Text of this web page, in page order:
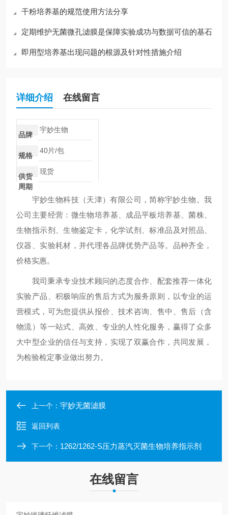
干粉培养基的规范使用方法分享
定期维护无菌微孔滤膜是保障实验成功与数据可信的基石
即用型培养基出现问题的根源及针对性措施介绍
详细介绍 在线留言
品牌
宇妙生物
规格
40片/包
供货
周期
现货
宇妙生物科技（天津）有限公司，简称宇妙生物。我
公司主要经营：微生物培养基、成品平板培养基、菌株、
生物指示剂、生物鉴定卡，化学试剂、标准品及对照品、
仪器、实验耗材，并代理各品牌优势产品等。品种齐全，
价格实惠。
我司秉承专业技术顾问的态度合作、配套推荐一体化
实验产品、积极响应的售后方式为服务原则，以专业的运
营模式，可为您提供从报价、技术咨询、售中、售后（含
物流）等一站式、高效、专业的人性化服务，赢得了众多
大中型企业的信任与支持，实现了双赢合作，共同发展，
为检验检定事业做出努力。
上一个： 宇妙无菌滤膜
返回列表
下一个： 1262/1262-S压力蒸汽灭菌生物培养指示剂
在线留言